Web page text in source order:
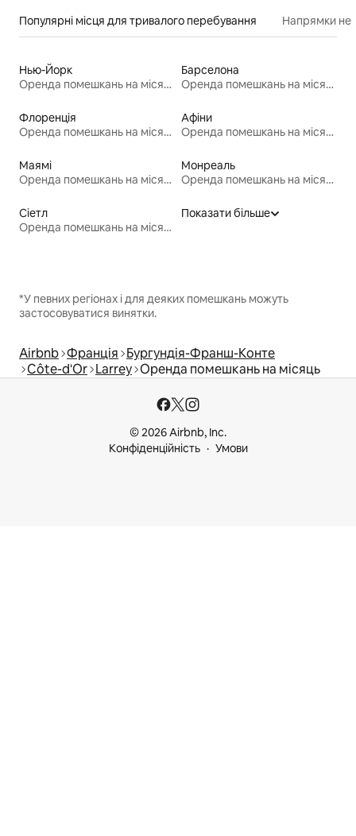
Популярні місця для тривалого перебування Напрямки
Нью-Йорк
Оренда помешкань на місяць
Барселона
Оренда помешкань на місяць
Флоренція
Оренда помешкань на місяць
Афіни
Оренда помешкань на місяць
Маямі
Оренда помешкань на місяць
Монреаль
Оренда помешкань на місяць
Сіетл
Оренда помешкань на місяць
Показати більше
*У певних регіонах і для деяких помешкань можуть
застосовуватися винятки.
Airbnb Франція Бургундія-Франш-Конте
Côte-d'Or Larrey Оренда помешкань на місяць
© 2026 Airbnb, Inc.
Конфіденційність
Умови